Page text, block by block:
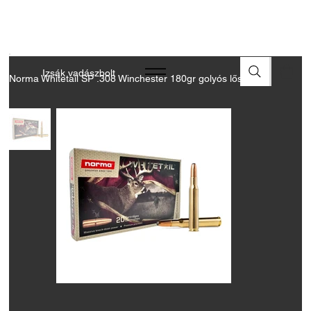
Izsák vadászbolt
Norma Whitetail SP .308 Winchester 180gr golyós lőszer